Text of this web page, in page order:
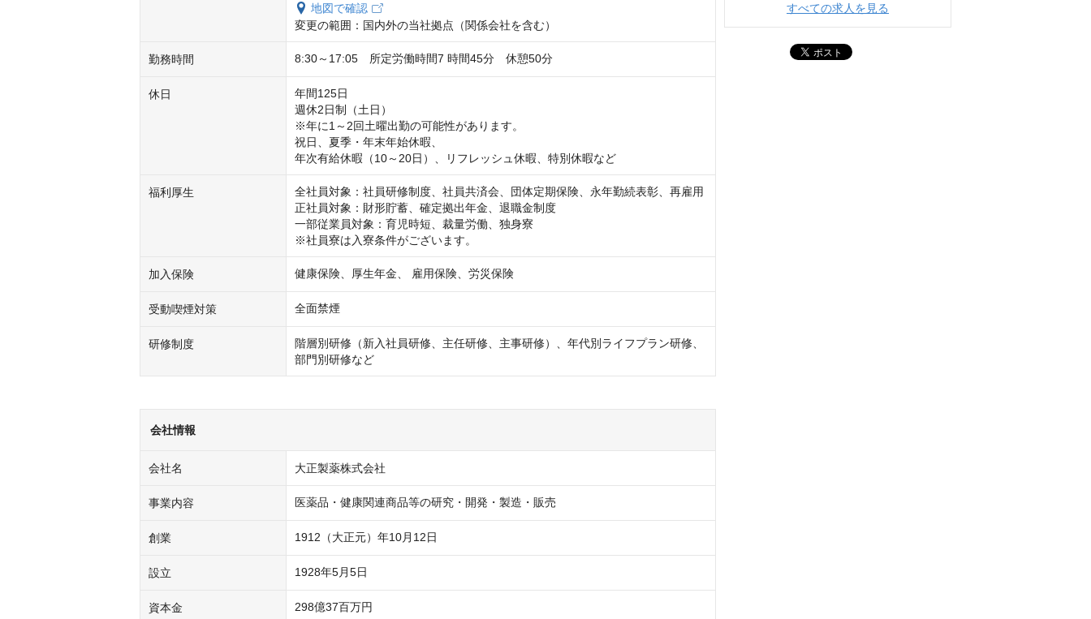
地図で確認
変更の範囲：国内外の当社拠点（関係会社を含む）
勤務時間 8:30～17:05　所定労働時間7 時間45分　休憩50分
休日
年間125日
週休2日制（土日）
※年に1～2回土曜出勤の可能性があります。
祝日、夏季・年末年始休暇、
年次有給休暇（10～20日）、リフレッシュ休暇、特別休暇など
福利厚生
全社員対象：社員研修制度、社員共済会、団体定期保険、永年勤続表彰、再雇用
正社員対象：財形貯蓄、確定拠出年金、退職金制度
一部従業員対象：育児時短、裁量労働、独身寮
※社員寮は入寮条件がございます。
加入保険 健康保険、厚生年金、 雇用保険、労災保険
受動喫煙対策 全面禁煙
研修制度
階層別研修（新入社員研修、主任研修、主事研修）、年代別ライフプラン研修、
部門別研修など
会社情報
会社名 大正製薬株式会社
事業内容 医薬品・健康関連商品等の研究・開発・製造・販売
創業 1912（大正元）年10月12日
設立 1928年5月5日
資本金 298億37百万円
すべての求人を見る